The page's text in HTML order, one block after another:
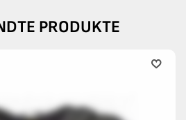
PRODUKTE